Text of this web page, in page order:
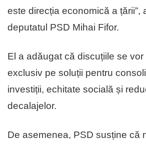
este direcția economică a țării”,
deputatul PSD Mihai Fifor.
El a adăugat că discuțiile se
exclusiv pe soluții pentru
investiții, echitate socială și
decalajelor.
De asemenea, PSD susține că